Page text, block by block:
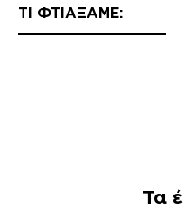
ΤΙ ΦΤΙΑΞΑΜΕ:
Τα